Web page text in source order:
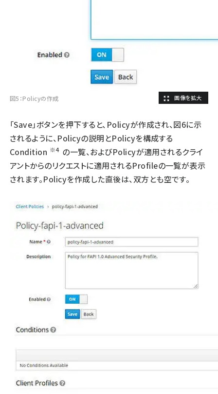
図5：Policyの作成
「Save」ボタンを押下すると、Policyが作成され、図6に示
されるように、Policyの説明とPolicyを構成する
Condition ※4 の一覧、およびPolicyが適用されるクライ
アントからのリクエストに適用されるProfileの一覧が表示
されます。Policyを作成した直後は、双方とも空です。